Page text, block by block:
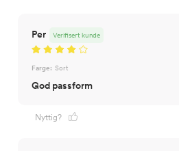
Per Verifisert kunde
Farge: Sort
God passform
Nyttig?